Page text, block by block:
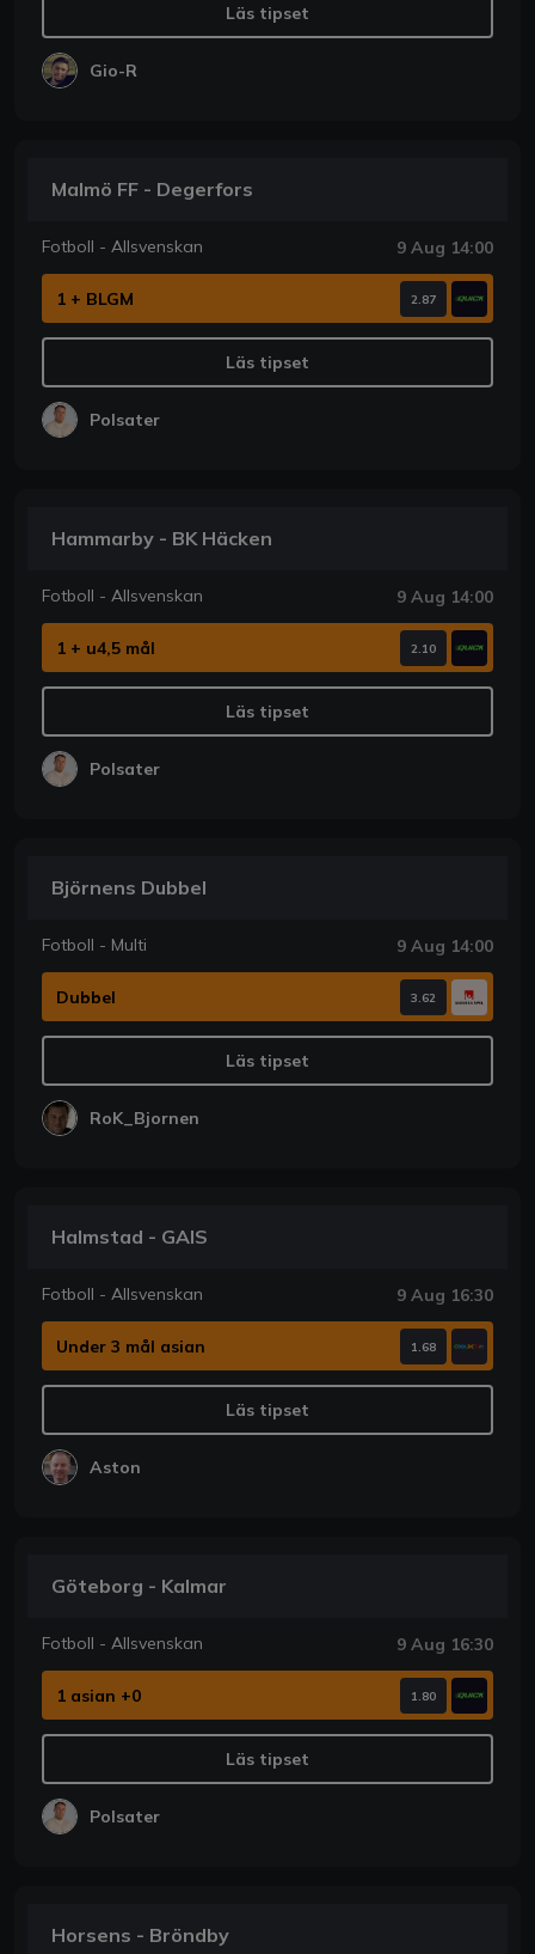
Läs tipset
Gio-R
Malmö FF - Degerfors
Fotboll - Allsvenskan 9 Aug 14:00
1 + BLGM 2.87
Läs tipset
Polsater
Hammarby - BK Häcken
Fotboll - Allsvenskan 9 Aug 14:00
1 + u4,5 mål 2.10
Läs tipset
Polsater
Björnens Dubbel
Fotboll - Multi 9 Aug 14:00
Dubbel 3.62
Läs tipset
RoK_Bjornen
Halmstad - GAIS
Fotboll - Allsvenskan 9 Aug 16:30
Under 3 mål asian 1.68
Läs tipset
Aston
Göteborg - Kalmar
Fotboll - Allsvenskan 9 Aug 16:30
1 asian +0 1.80
Läs tipset
Polsater
Horsens - Bröndby